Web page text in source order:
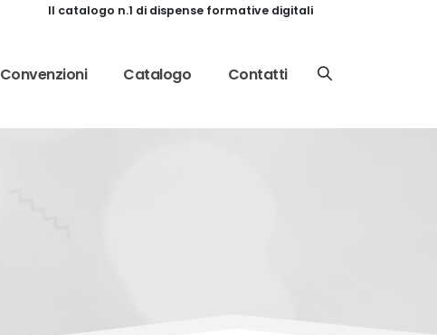
Il catalogo n.1 di dispense formative digitali
Convenzioni Catalogo Contatti